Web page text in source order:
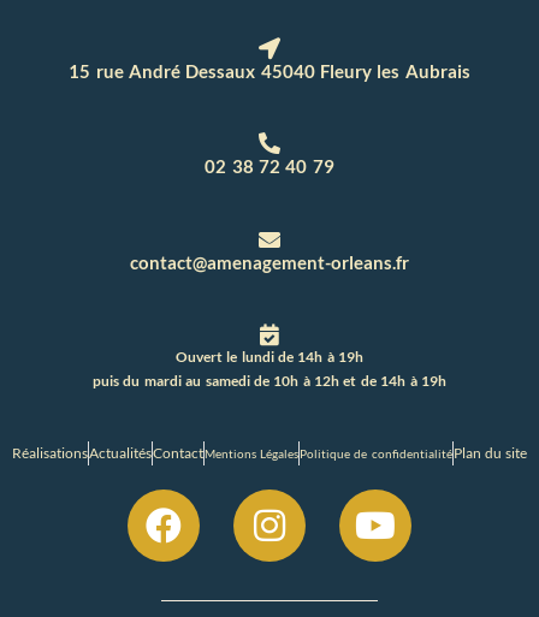
15 rue André Dessaux 45040 Fleury les Aubrais
02 38 72 40 79
contact@amenagement-orleans.fr
Ouvert le lundi de 14h à 19h
puis du mardi au samedi de 10h à 12h et de 14h à 19h
RéalisationsActualitésContactMentions LégalesPolitique de confidentialitéPlan du site